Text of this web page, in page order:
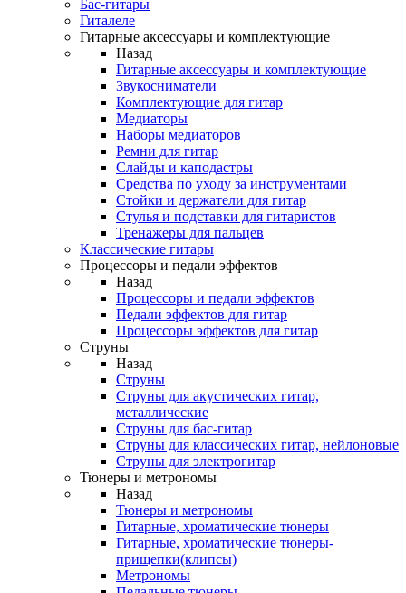
Бас-гитары
Гиталеле
Гитарные аксессуары и комплектующие
Назад
Гитарные аксессуары и комплектующие
Звукосниматели
Комплектующие для гитар
Медиаторы
Наборы медиаторов
Ремни для гитар
Слайды и каподастры
Средства по уходу за инструментами
Стойки и держатели для гитар
Стулья и подставки для гитаристов
Тренажеры для пальцев
Классические гитары
Процессоры и педали эффектов
Назад
Процессоры и педали эффектов
Педали эффектов для гитар
Процессоры эффектов для гитар
Струны
Назад
Струны
Струны для акустических гитар,
металлические
Струны для бас-гитар
Струны для классических гитар, нейлоновые
Струны для электрогитар
Тюнеры и метрономы
Назад
Тюнеры и метрономы
Гитарные, хроматические тюнеры
Гитарные, хроматические тюнеры-
прищепки(клипсы)
Метрономы